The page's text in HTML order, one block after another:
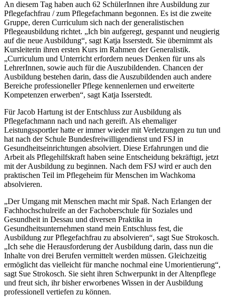
An diesem Tag haben auch 62 SchülerInnen ihre Ausbildung zur
Pflegefachfrau / zum Pflegefachmann begonnen. Es ist die zweite
Gruppe, deren Curriculum sich nach der generalistischen
Pflegeausbildung richtet. „Ich bin aufgeregt, gespannt und neugierig
auf die neue Ausbildung“, sagt Katja Isserstedt. Sie übernimmt als
Kursleiterin ihren ersten Kurs im Rahmen der Generalistik.
„Curriculum und Unterricht erfordern neues Denken für uns als
LehrerInnen, sowie auch für die Auszubildenden. Chancen der
Ausbildung bestehen darin, dass die Auszubildenden auch andere
Bereiche professioneller Pflege kennenlernen und erweiterte
Kompetenzen erwerben“, sagt Katja Isserstedt.
Für Jacob Hartung ist der Entschluss zur Ausbildung als
Pflegefachmann nach und nach gereift. Als ehemaliger
Leistungssportler hatte er immer wieder mit Verletzungen zu tun und
hat nach der Schule Bundesfreiwilligendienst und FSJ in
Gesundheitseinrichtungen absolviert. Diese Erfahrungen und die
Arbeit als Pflegehilfskraft haben seine Entscheidung bekräftigt, jetzt
mit der Ausbildung zu beginnen. Nach dem FSJ wird er auch den
praktischen Teil im Pflegeheim für Menschen im Wachkoma
absolvieren.
„Der Umgang mit Menschen macht mir Spaß. Nach Erlangen der
Fachhochschulreife an der Fachoberschule für Soziales und
Gesundheit in Dessau und diversen Praktika in
Gesundheitsunternehmen stand mein Entschluss fest, die
Ausbildung zur Pflegefachfrau zu absolvieren“, sagt Sue Strokosch.
„Ich sehe die Herausforderung der Ausbildung darin, dass nun die
Inhalte von drei Berufen vermittelt werden müssen. Gleichzeitig
ermöglicht das vielleicht für manche nochmal eine Umorientierung“,
sagt Sue Strokosch. Sie sieht ihren Schwerpunkt in der Altenpflege
und freut sich, ihr bisher erworbenes Wissen in der Ausbildung
professionell vertiefen zu können.